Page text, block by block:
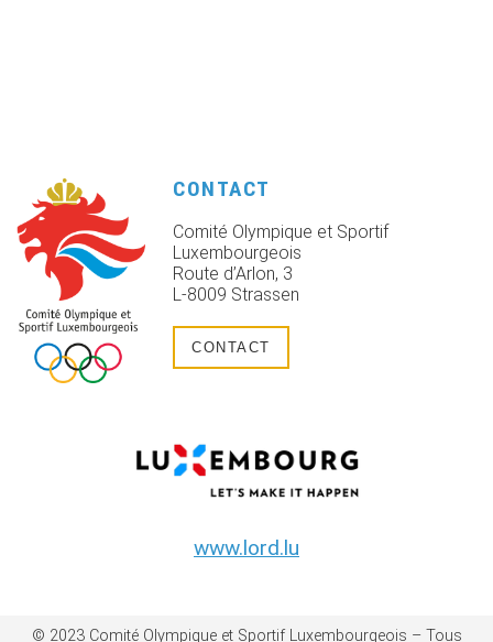
CONTACT
Comité Olympique et Sportif
Luxembourgeois
Route d’Arlon, 3
L-8009 Strassen
CONTACT
www.lord.lu
© 2023 Comité Olympique et Sportif Luxembourgeois – Tous